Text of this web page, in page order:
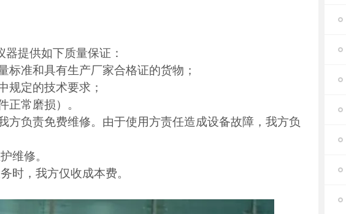
提供如下质量保证：
标准和具有生产厂家合格证的货物；
规定的技术要求；
正常磨损）。
方负责免费维修。由于使用方责任造成设备故障，我方负
维修。
时，我方仅收成本费。